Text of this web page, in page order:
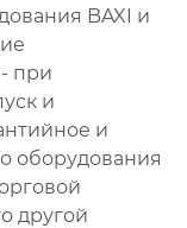
BAXI и
при
и
и
оборудования
другой